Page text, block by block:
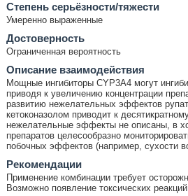
Cтепень серьёзности/тяжести
Умеренно выраженные
Достоверность
Ограниченная вероятность
Описание взаимодействия
Мощные ингибиторы CYP3A4 могут
приводя к увеличению концентрации
развитию нежелательных эффектов
кетоконазолом приводит к
нежелательные эффекты не описаны, в
препаратов целесообразно
побочных эффектов (например, сухости
Рекомендации
Применение комбинации требует
Возможно появление токсических